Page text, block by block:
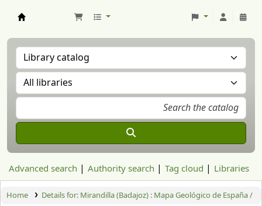
Advanced search Authority search Tag cloud Libraries
Home Details for: Mirandilla (Badajoz) : Mapa Geológico de España /